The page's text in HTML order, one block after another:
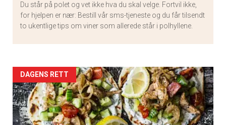
Du står på polet og vet ikke hva du skal velge. Fortvil ikke,
for hjelpen er nær: Bestill vår sms-tjeneste og du får tilsendt
to ukentlige tips om viner som allerede står i polhyllene.
Artikler
detail
-
DAGENS RETT